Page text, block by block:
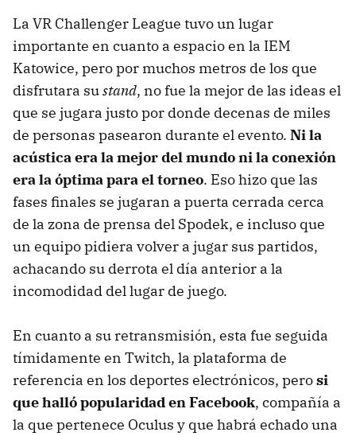
La VR Challenger League tuvo un lugar
importante en cuanto a espacio en la IEM
Katowice, pero por muchos metros de los que
disfrutara sustand, no fue la mejor de las ideas el
que se jugara justo por donde decenas de miles
de personas pasearon durante el evento. Ni la
acústica era la mejor del mundo ni la conexión
era la óptima para el torneo. Eso hizo que las
fases finales se jugaran a puerta cerrada cerca
de la zona de prensa del Spodek, e incluso que
un equipo pidiera volver a jugar sus partidos,
achacando su derrota el día anterior a la
incomodidad del lugar de juego.
En cuanto a su retransmisión, esta fue seguida
tímidamente en Twitch, la plataforma de
referencia en los deportes electrónicos, perosi
que halló popularidad en Facebook, compañía a
la que pertenece Oculus y que habrá echado una